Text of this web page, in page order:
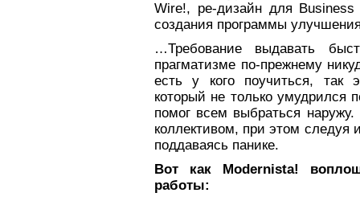
Wire!, ре-дизайн для
создания программы
…Требование выдавать
прагматизме по-прежнему
есть у кого поучиться, так
который не только умудрился
помог всем выбраться наружу.
коллективом, при этом следуя
поддаваясь панике.
Вот как Modernista!
работы: